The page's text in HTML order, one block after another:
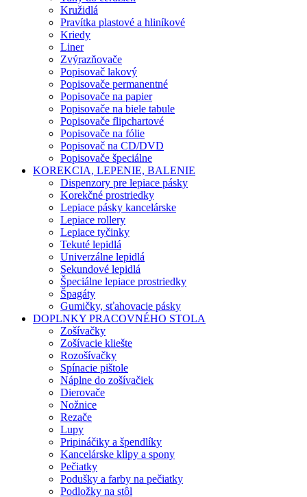
Kružidlá
Pravítka plastové a hliníkové
Kriedy
Liner
Zvýrazňovače
Popisovač lakový
Popisovače permanentné
Popisovače na papier
Popisovače na biele tabule
Popisovače flipchartové
Popisovače na fólie
Popisovač na CD/DVD
Popisovače špeciálne
KOREKCIA, LEPENIE, BALENIE
Dispenzory pre lepiace pásky
Korekčné prostriedky
Lepiace pásky kancelárske
Lepiace rollery
Lepiace tyčinky
Tekuté lepidlá
Univerzálne lepidlá
Sekundové lepidlá
Špeciálne lepiace prostriedky
Špagáty
Gumičky, sťahovacie pásky
DOPLNKY PRACOVNÉHO STOLA
Zošívačky
Zošívacie kliešte
Rozošívačky
Spínacie pištole
Náplne do zošívačiek
Dierovače
Nožnice
Rezače
Lupy
Pripináčiky a špendlíky
Kancelárske klipy a spony
Pečiatky
Podušky a farby na pečiatky
Podložky na stôl